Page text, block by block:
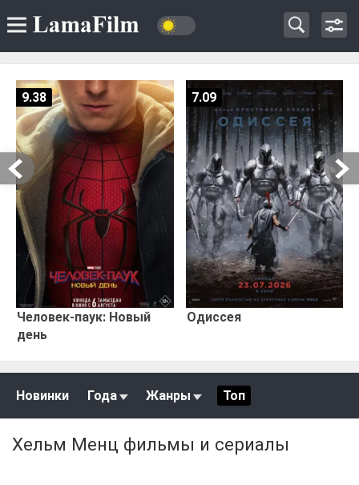
Человек-паук: Новый
день
9.38
Одиссея
7.09
Новинки Года Жанры Топ
Хельм Менц фильмы и сериалы